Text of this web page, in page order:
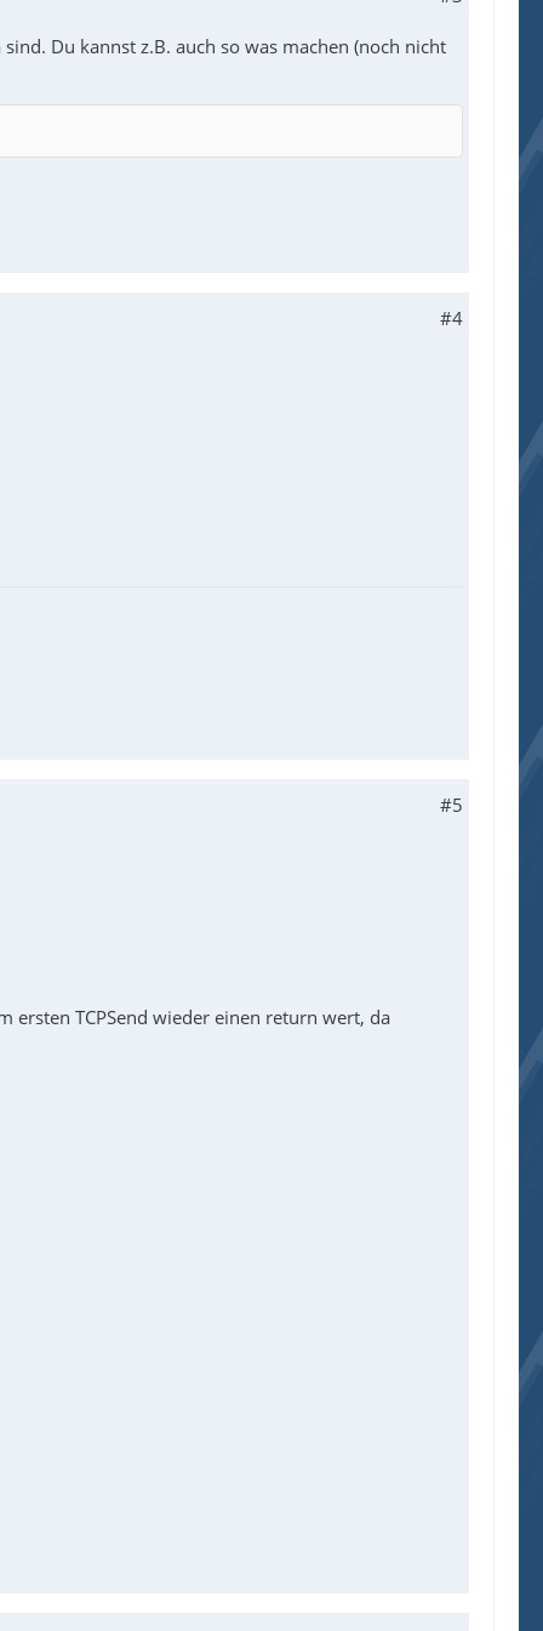
Du kannst z.B. auch so was machen (noch nicht
#4
#5
ersten TCPSend wieder einen return wert, da